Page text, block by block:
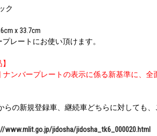
ク
x 33.7cm
レートにお使い頂けます。
ナンバープレートの表示に係る新基準に、
らの新規登録車、継続車どちらに対しても、
www.mlit.go.jp/jidosha/jidosha_tk6_000020.html